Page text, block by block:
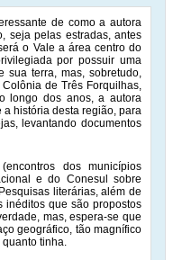
de como a autora
seja pelas estradas, antes
o Vale a área centro do
por possuir uma
sua terra, mas, sobretudo,
de Três Forquilhas,
longo dos anos, a autora
história desta região, para
levantando documentos
dos municípios
e do Conesul sobre
literárias, além de
inéditos que são propostos
mas, espera-se que
geográfico, tão magnífico
tinha.